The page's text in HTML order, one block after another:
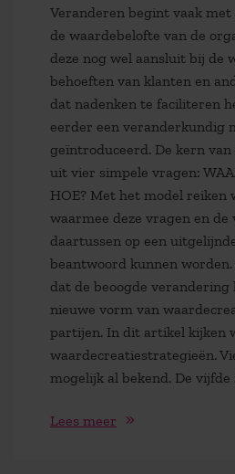
Veranderen begint vaak
de waardebelofte van de
deze nog wel aansluit bij de
behoeften van klanten en
dat nadenken te faciliteren
eerder een veranderkundig
geïntroduceerd. De kern
uit vier simpele vragen:
HOE? Met het model reiken
waarmee deze vragen en
daartussen op een
beantwoord kunnen
dat de beoogde
nieuwe vorm van
partijen. In dit artikel kijken
waardecreatiestrategieën.
mogelijk al bekend. De vijfde
Lees meer